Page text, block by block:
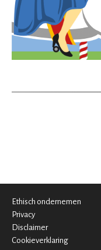
Ethisch ondernemen
Privacy
Disclaimer
Cookieverklaring